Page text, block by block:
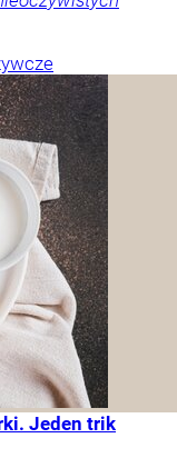
Jeden trik